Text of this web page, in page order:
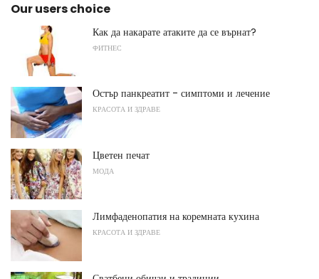
Our users choice
Как да накарате атаките да се върнат?
ФИТНЕС
Остър панкреатит - симптоми и лечение
КРАСОТА И ЗДРАВЕ
Цветен печат
МОДА
Лимфаденопатия на коремната кухина
КРАСОТА И ЗДРАВЕ